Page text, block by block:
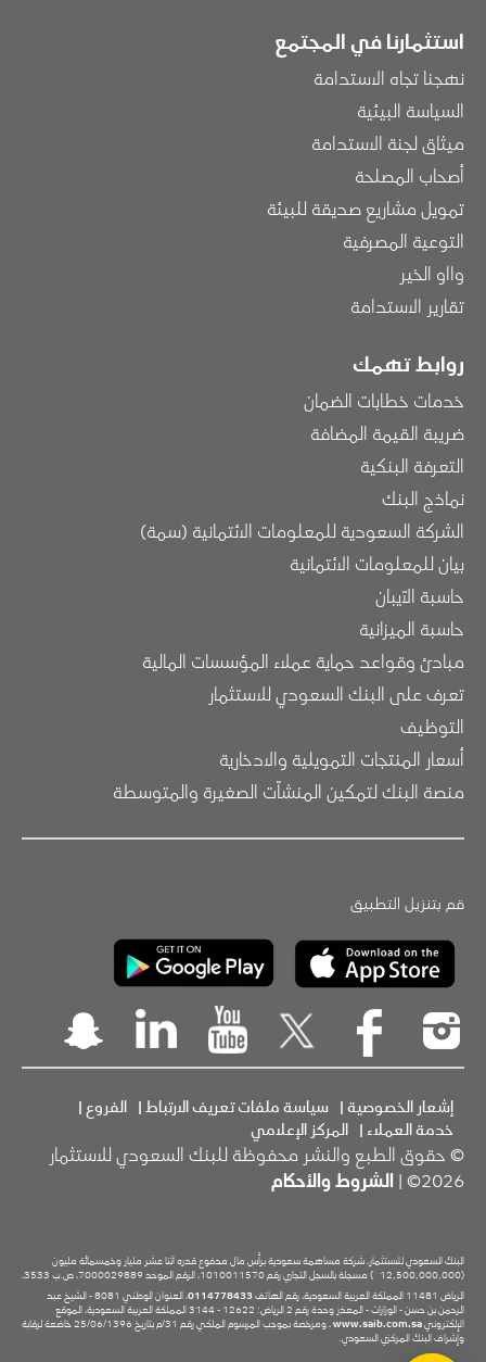
استثمارنا في المجتمع
نهجنا تجاه الاستدامة
السياسة البيئية
ميثاق لجنة الاستدامة
أصحاب المصلحة
تمويل مشاريع صديقة للبيئة
التوعية المصرفية
وااو الخير
تقارير الاستدامة
روابط تهمك
خدمات خطابات الضمان
ضريبة القيمة المضافة
التعرفة البنكية
نماذج البنك
الشركة السعودية للمعلومات الائتمانية (سمة)
بيان للمعلومات الائتمانية
حاسبة الآيبان
حاسبة الميزانية
مبادئ وقواعد حماية عملاء المؤسسات المالية
تعرف على البنك السعودي للاستثمار
التوظيف
أسعار المنتجات التمويلية والادخارية
منصة البنك لتمكين المنشآت الصغيرة والمتوسطة
قم بتنزيل التطبيق
إشعار الخصوصية| سياسة ملفات تعريف الارتباط| الفروع |
خدمة العملاء| المركز الإعلامي
© حقوق الطبع والنشر محفوظة للبنك السعودي للاستثمار
2026© |
الشروط والأحكام
البنك السعودي للاستثمار، شركة مساهمة سعودية برأس مال مدفوع قدره اثنا عشر مليار وخمسمائة مليون
(12,500,000,000
) مسجلة بالسجل التجاري رقم 1010011570، الرقم الموحد 7000029889، ص.ب 3533،
الرياض 11481 المملكة العربية السعودية، رقم الهاتف
0114778433
، العنوان الوطني 8081 - الشيخ عبد
الرحمن بن حسن - الوزارات - المعذر وحدة رقم 2 الرياض: 12622 - 3144 المملكة العربية السعودية، الموقع
الإلكترونيwww.saib.com.sa
، ومرخصة بموجب المرسوم الملكي رقم 31/م بتاريخ 25/06/1396 خاضعة لرقابة
وإشراف البنك المركزي السعودي.